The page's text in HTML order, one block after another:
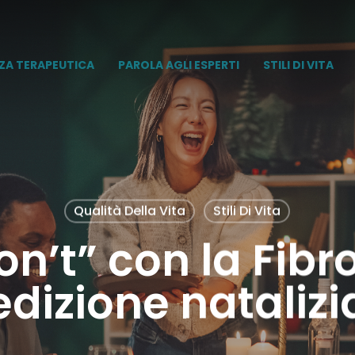
TERAPEUTICA PAROLA AGLI ESPERTI STILI DI VITA
Qualità Della Vita Stili Di Vita
con la